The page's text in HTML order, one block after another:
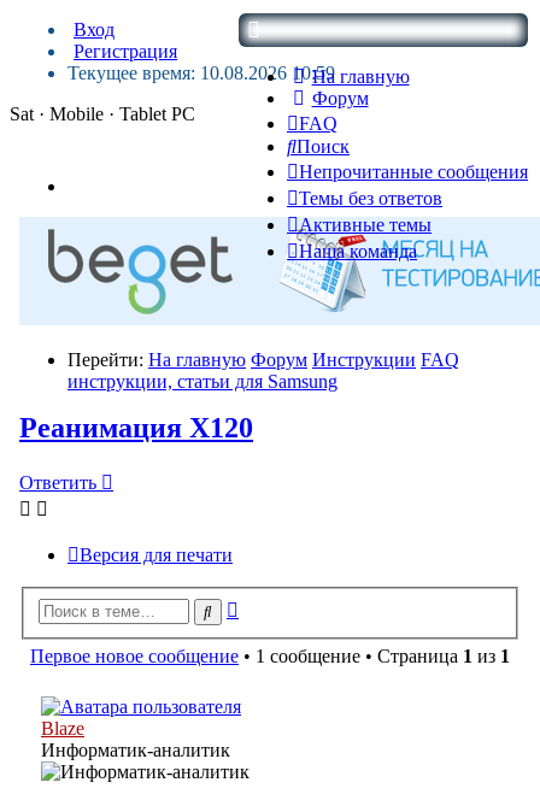
На главную
Форум
FAQ
Поиск
Непрочитанные сообщения
Темы без ответов
Активные темы
Наша команда
Вход
Регистрация
Текущее время: 10.08.2026 10:59
Sat · Mobile · Tablet PC
Перейти: На главную Форум Инструкции FAQ
инструкции, статьи для Samsung
Реанимация X120
Ответить
Версия для печати
Поиск
Первое новое сообщение • 1 сообщение • Страница 1 из 1
Blaze
Информатик-аналитик